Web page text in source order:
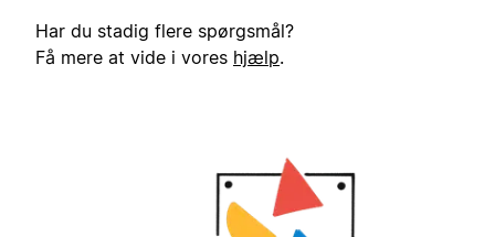
Har du stadig flere spørgsmål?
Få mere at vide i vores hjælp.